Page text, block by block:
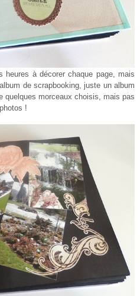
heures à décorer chaque page, mais
de scrapbooking, juste un album
quelques morceaux choisis, mais pas
tos !